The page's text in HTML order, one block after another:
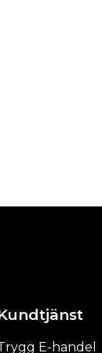
E-handel